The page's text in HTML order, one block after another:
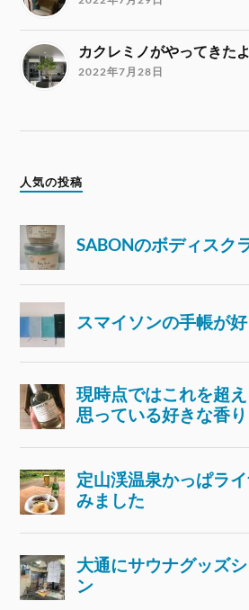
カクレミノがやってきたよ
2022年7月28日
人気の投稿